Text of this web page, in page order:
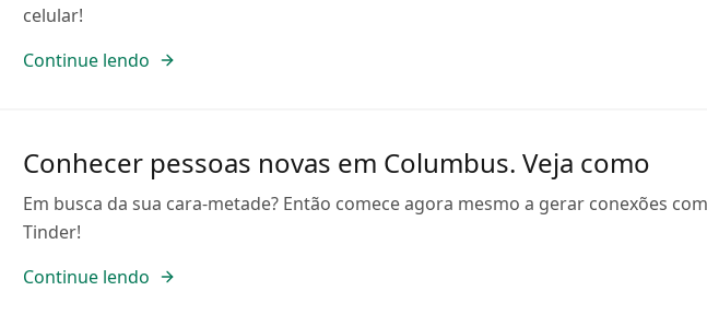
celular!
Continue lendo
Conhecer pessoas novas em Columbus. Veja como
Em busca da sua cara-metade? Então comece agora mesmo a gerar conexões
Tinder!
Continue lendo